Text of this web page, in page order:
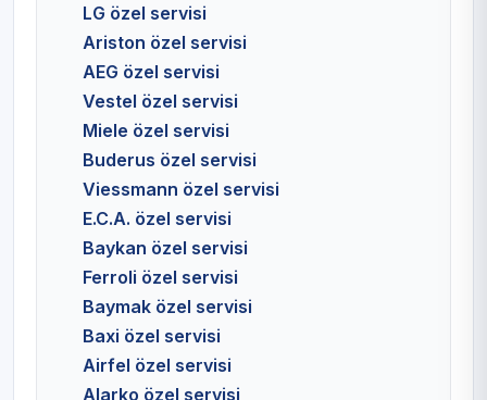
LG özel servisi
Ariston özel servisi
AEG özel servisi
Vestel özel servisi
Miele özel servisi
Buderus özel servisi
Viessmann özel servisi
E.C.A. özel servisi
Baykan özel servisi
Ferroli özel servisi
Baymak özel servisi
Baxi özel servisi
Airfel özel servisi
Alarko özel servisi